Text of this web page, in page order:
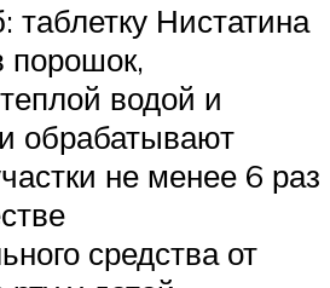
таблетку Нистатина
порошок,
водой и
обрабатывают
не менее 6 раз
средства от